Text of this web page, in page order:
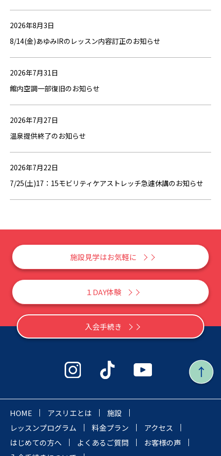
2026年8月3日
8/14(金)あゆみIRのレッスン内容訂正のお知らせ
2026年7月31日
館内空調一部復旧のお知らせ
2026年7月27日
温泉提供終了のお知らせ
2026年7月22日
7/25(土)17：15モビリティケアストレッチ急遽休講のお知らせ
施設見学はお気軽に
１DAY体験
入会手続き
HOME アスリエとは
施設
レッスンプログラム
料金プラン
アクセス
はじめての方へ
よくあるご質問
お客様の声